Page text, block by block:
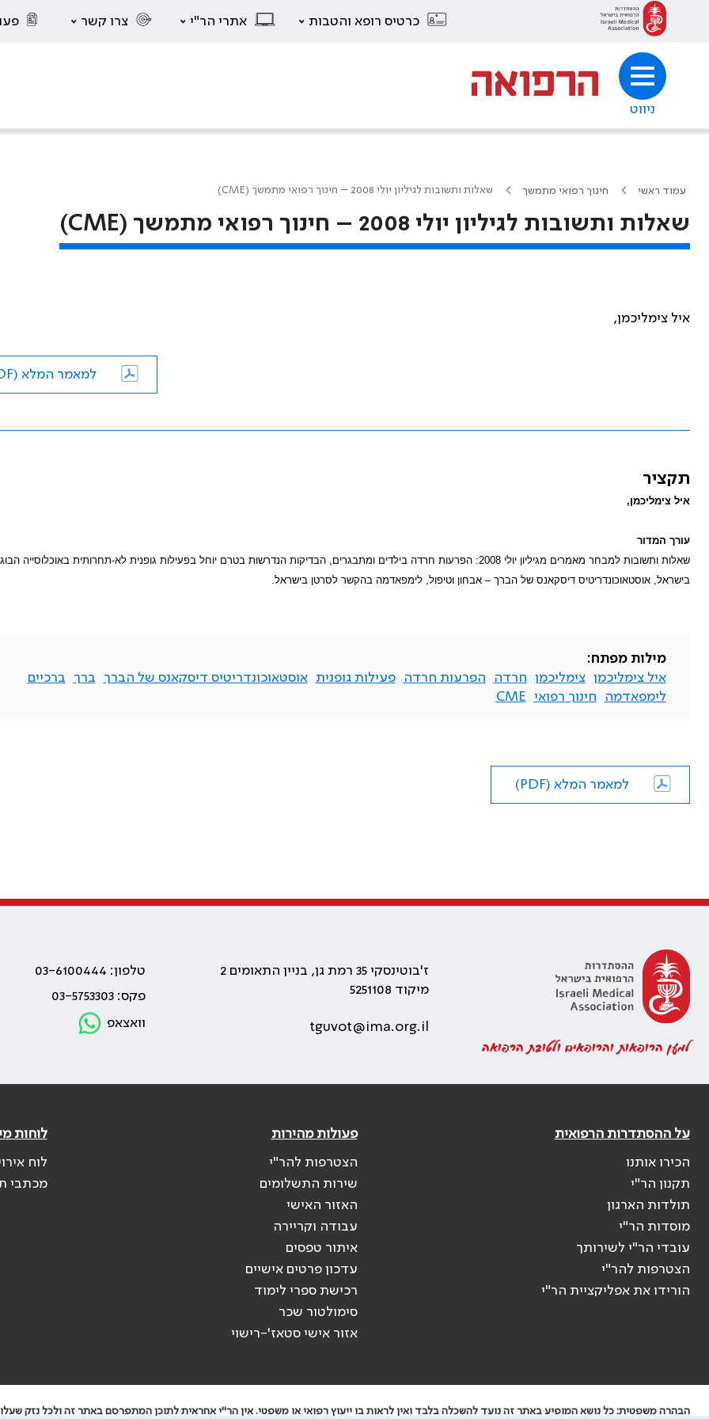
כרטיס רופא והטבות אתרי הר"י צרו קשר
ניווט
עמוד ראשי חינוך רפואי מתמשך שאלות ותשובות לגיליון יולי 2008 – חינוך רפואי מתמשך (CME)
שאלות ותשובות לגיליון יולי 2008 – חינוך רפואי מתמשך (CME)
איל צימליכמן,
למאמר המלא (PDF)
תקציר
איל צימליכמן,
עורך המדור
שאלות ותשובות למבחר מאמרים מגיליון יולי 2008: הפרעות חרדה בילדים ומתבגרים, הבדיקות הנדרשות בטרם יוחל בפעילות גופנית לא-תחרותית באוכלוסייה
בישראל, אוסטאוכונדריטיס דיסקאנס של הברך – אבחון וטיפול, לימפאדמה בהקשר לסרטן בישראל.
מילות מפתח:
איל צימליכמן צימליכמן חרדה הפרעות חרדה פעילות גופנית אוסטאוכונדריטיס דיסקאנס של הברך ברך
ברכיים
לימפאדמה
חינוך רפואי CME
למאמר המלא (PDF)
למען הרופאות והרופאים ולטובת הרפואה
ז'בוטינסקי 35 רמת גן, בניין התאומים 2
מיקוד 5251108
tguvot@ima.org.il
טלפון: 03-6100444
פקס: 03-5753303
וואצאפ
על ההסתדרות הרפואית
הכירו אותנו
תקנון הר"י
תולדות הארגון
מוסדות הר"י
עובדי הר"י לשירותך
הצטרפות להר"י
הורידו את אפליקציית הר"י
פעולות מהירות
הצטרפות להר"י
שירות התשלומים
האזור האישי
עבודה וקריירה
איתור טפסים
עדכון פרטים אישיים
רכישת ספרי לימוד
סימולטור שכר
אזור אישי סטאז'-רישוי
לוחות
לוח
מכתבי
הבהרה משפטית: כל נושא המופיע באתר זה נועד להשכלה בלבד ואין לראות בו ייעוץ רפואי או משפטי. אין הר"י אחראית לתוכן המתפרסם באתר זה ולכל נזק